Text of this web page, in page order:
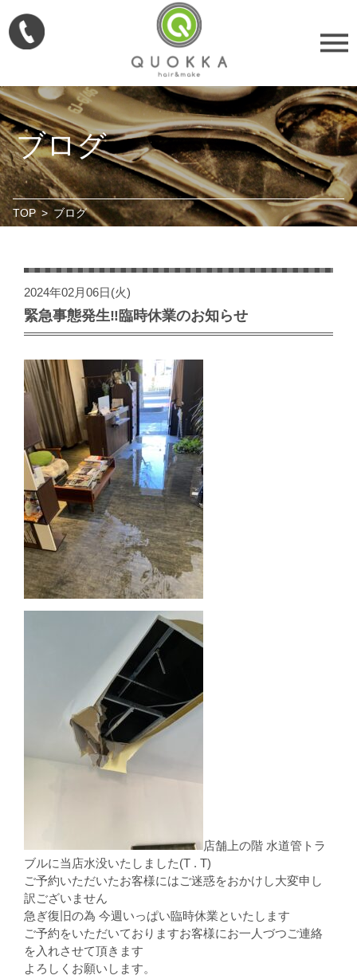
ブログ
TOP > ブログ
2024年02月06日(火)
緊急事態発生‼️臨時休業のお知らせ
店舗上の階 水道管トラ
ブルに当店水没いたしました(T . T)
ご予約いただいたお客様にはご迷惑をおかけし大変申し
訳ございません
急ぎ復旧の為 今週いっぱい臨時休業といたします
ご予約をいただいておりますお客様にお一人づつご連絡
を入れさせて頂きます
よろしくお願いします。